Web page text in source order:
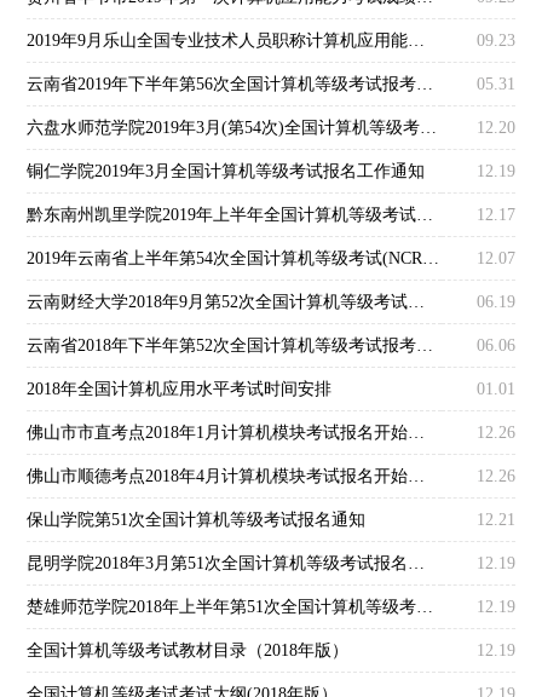
2019年9月乐山全国专业技术人员职称计算机应用能力考试打印准考证的通知 09.23
云南省2019年下半年第56次全国计算机等级考试报考简章 05.31
六盘水师范学院2019年3月(第54次)全国计算机等级考试报名通知 12.20
铜仁学院2019年3月全国计算机等级考试报名工作通知 12.19
黔东南州凯里学院2019年上半年全国计算机等级考试报名通知 12.17
2019年云南省上半年第54次全国计算机等级考试(NCRE)报考简章 12.07
云南财经大学2018年9月第52次全国计算机等级考试报名通知 06.19
云南省2018年下半年第52次全国计算机等级考试报考简章 06.06
2018年全国计算机应用水平考试时间安排 01.01
佛山市市直考点2018年1月计算机模块考试报名开始通知 12.26
佛山市顺德考点2018年4月计算机模块考试报名开始通知 12.26
保山学院第51次全国计算机等级考试报名通知 12.21
昆明学院2018年3月第51次全国计算机等级考试报名事项 12.19
楚雄师范学院2018年上半年第51次全国计算机等级考试报名通知 12.19
全国计算机等级考试教材目录（2018年版） 12.19